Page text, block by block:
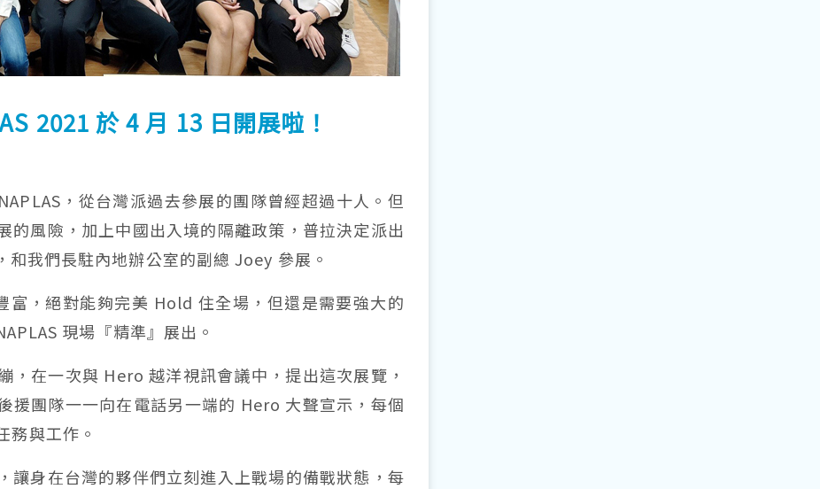
2021 於 4 月 13 日開展啦！
，從台灣派過去參展的團隊曾經超過十人。但
的風險，加上中國出入境的隔離政策，普拉決定派出
我們長駐內地辦公室的副總 Joey 參展。
，絕對能夠完美 Hold 住全場，但還是需要強大的
現場『精準』展出。
，在一次與 Hero 越洋視訊會議中，提出這次展覽，
援團隊一一向在電話另一端的 Hero 大聲宣示，每個
務與工作。
讓身在台灣的夥伴們立刻進入上戰場的備戰狀態，每